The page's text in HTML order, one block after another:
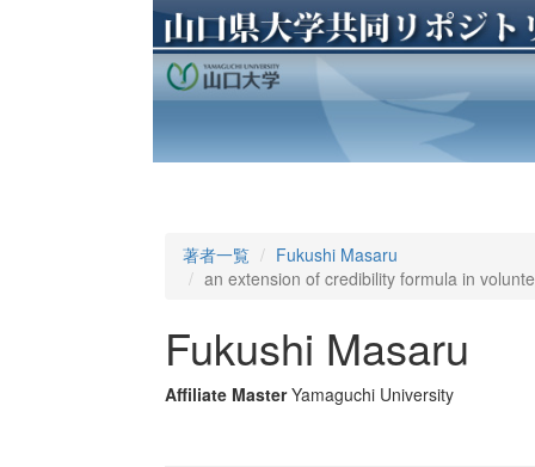
著者一覧
Fukushi Masaru
an extension of credibility formula in
Fukushi Masaru
Affiliate Master Yamaguchi University